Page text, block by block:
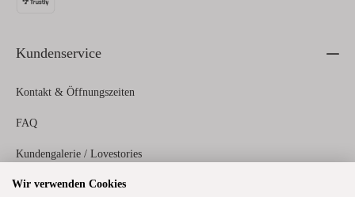
Kundenservice
Kontakt & Öffnungszeiten
FAQ
Kundengalerie / Lovestories
Zahlungs- und Versandinformationen
Wir verwenden Cookies